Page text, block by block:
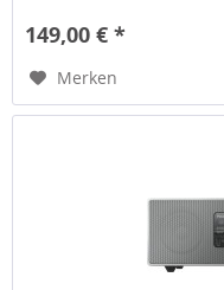
149,00 € *
Merken